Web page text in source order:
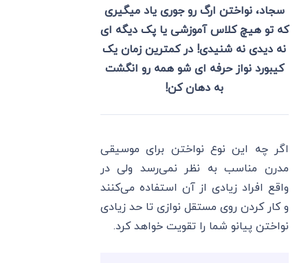
سجاد، نواختن ارگ رو جوری یاد میگیری
که تو هیچ کلاس آموزشی یا پک دیگه ای
نه دیدی نه شنیدی! در کمترین زمان یک
کیبورد نواز حرفه ای شو همه رو انگشت
به دهان کن!
اگر چه این نوع نواختن برای موسیقی
مدرن مناسب به نظر نمی‌رسد ولی در
واقع افراد زیادی از آن استفاده می‌کنند
و کار کردن روی مستقل نوازی تا حد زیادی
نواختن پیانو شما را تقویت خواهد کرد.